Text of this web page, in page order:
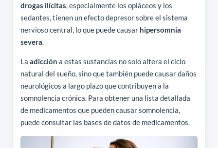
drogas ilícitas, especialmente los opiáceos y los
sedantes, tienen un efecto depresor sobre el sistema
nervioso central, lo que puede causar hipersomnia
severa.
La adicción a estas sustancias no solo altera el ciclo
natural del sueño, sino que también puede causar daños
neurológicos a largo plazo que contribuyen a la
somnolencia crónica. Para obtener una lista detallada
de medicamentos que pueden causar somnolencia,
puede consultar las bases de datos de medicamentos.